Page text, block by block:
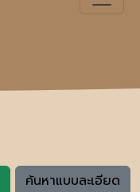
ค้นหาแบบละเอียด